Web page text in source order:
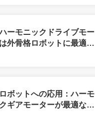
ーモニックドライブモー
外骨格ロボットに最適な
ボットへの応用：ハーモ
ギアモーターが最適な駆